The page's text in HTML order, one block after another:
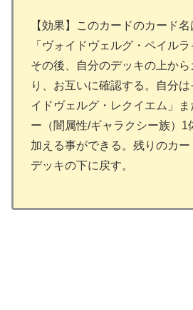
【効果】このカードのカード名
「ヴォイドヴェルグ・ペイルラ
その後、自分のデッキの上から
り、お互いに確認する。自分
イドヴェルグ・レクイエム」
ー（闇属性/ギャラクシー族）1
加える事ができる。残りのカ
デッキの下に戻す。